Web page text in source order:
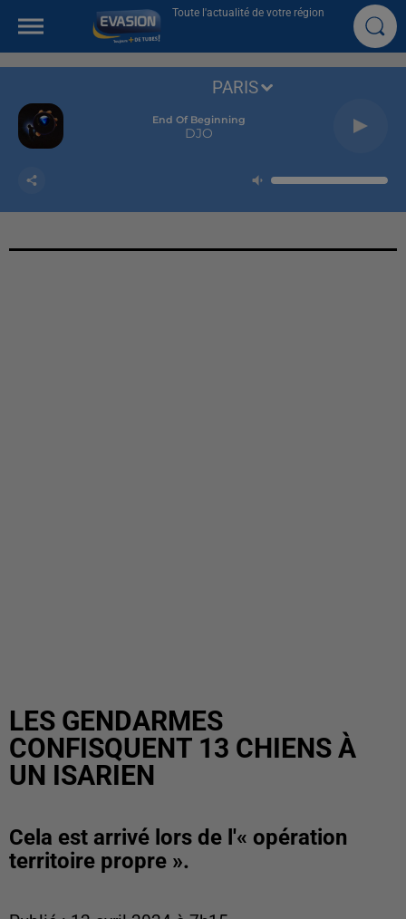
Toute l'actualité de votre région
End Of Beginning
DJO
PARIS
LES GENDARMES
CONFISQUENT 13 CHIENS À
UN ISARIEN
Cela est arrivé lors de l'« opération
territoire propre ».